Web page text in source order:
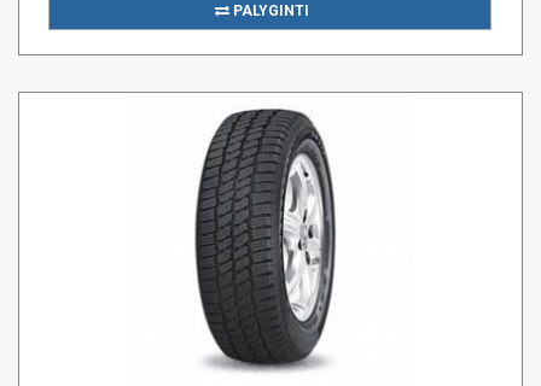
PALYGINTI